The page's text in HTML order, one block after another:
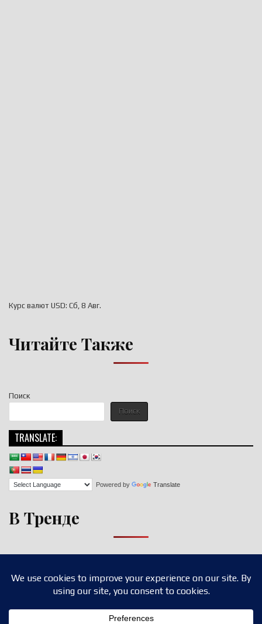
Поиск
Поиск
TRANSLATE:
Powered by Translate
В Тренде
Курс валют USD: Сб, 8 Авг.
Читайте Также
Design by ThemesDNA.com